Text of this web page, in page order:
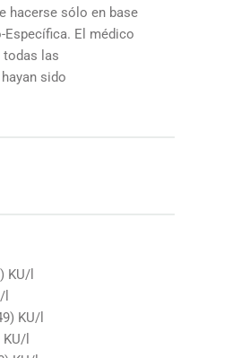
hacerse sólo en base
Específica. El médico
todas las
sido
KU/l
l
KU/l
l